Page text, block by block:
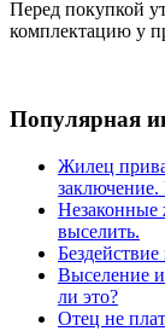
Перед покупкой
комплектацию у
Популярная
Жилец
Незаконные
выселить.
Выселение
ли это?
Отец не